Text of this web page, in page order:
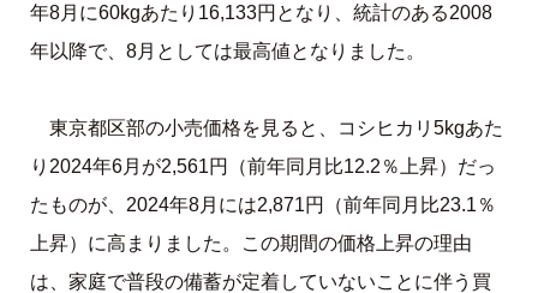
年8月に60kgあたり16,133円となり、統計のある2008
年以降で、8月としては最高値となりました。
東京都区部の小売価格を見ると、コシヒカリ5kgあた
り2024年6月が2,561円（前年同月比12.2％上昇）だっ
たものが、2024年8月には2,871円（前年同月比23.1％
上昇）に高まりました。この期間の価格上昇の理由
は、家庭で普段の備蓄が定着していないことに伴う買